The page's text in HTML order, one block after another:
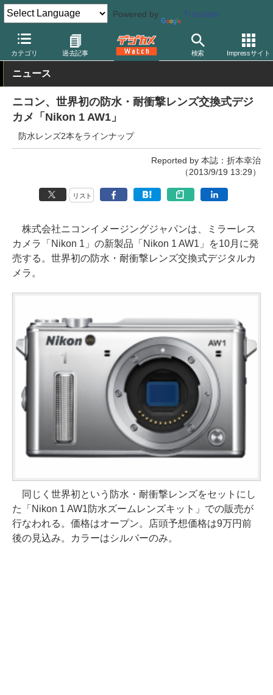
Powered by Translate
カテゴリ 過去記事 検索 Impressサイト
デジカメ Watch レンズ 交換レンズ ニコン
ニュース
ニコン、世界初の防水・耐衝撃レンズ交換式デジ
カメ「Nikon 1 AW1」
防水レンズ2本をラインナップ
Reported by 本誌：折本幸治
（2013/9/19 13:29）
リスト
株式会社ニコンイメージングジャパンは、ミラーレス
カメラ「Nikon 1」の新製品「Nikon 1 AW1」を10月に発
売する。世界初の防水・耐衝撃レンズ交換式デジタルカ
メラ。
同じく世界初という防水・耐衝撃レンズをセットにし
た「Nikon 1 AW1防水ズームレンズキット」での販売が
行なわれる。価格はオープン。店頭予想価格は9万円前
後の見込み。カラーはシルバーのみ。